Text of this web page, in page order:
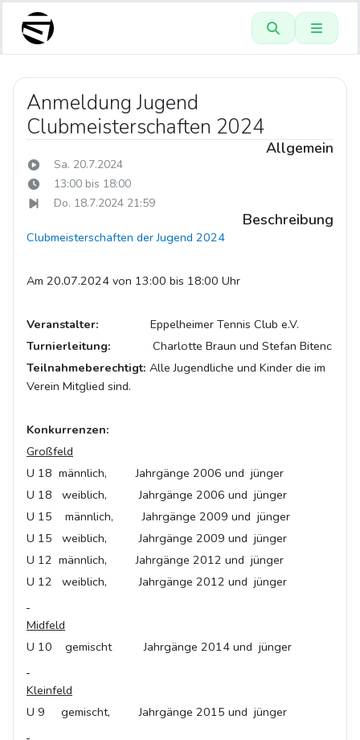
Anmeldung Jugend
Clubmeisterschaften 2024
Allgemein
Sa. 20.7.2024
13:00 bis 18:00
Do. 18.7.2024 21:59
Beschreibung
Clubmeisterschaften der Jugend 2024
Am 20.07.2024 von 13:00 bis 18:00 Uhr
Veranstalter:
Eppelheimer Tennis Club e.V.
Turnierleitung:
Charlotte Braun und Stefan Bitenc
Teilnahmeberechtigt: Alle Jugendliche und Kinder die im
Verein Mitglied sind.
Konkurrenzen:
Großfeld
U 18 männlich, Jahrgänge 2006 und jünger
U 18 weiblich, Jahrgänge 2006 und jünger
U 15 männlich, Jahrgänge 2009 und jünger
U 15 weiblich, Jahrgänge 2009 und jünger
U 12 männlich, Jahrgänge 2012 und jünger
U 12 weiblich, Jahrgänge 2012 und jünger
Midfeld
U 10 gemischt Jahrgänge 2014 und jünger
Kleinfeld
U 9 gemischt, Jahrgänge 2015 und jünger